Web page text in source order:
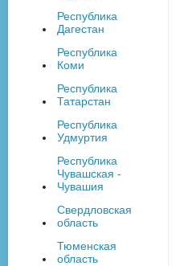
Республика
Дагестан
Республика
Коми
Республика
Татарстан
Республика
Удмуртия
Республика
Чувашская -
Чувашия
Свердловская
область
Тюменская
область